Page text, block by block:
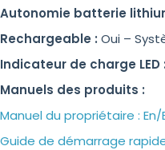
Autonomie batterie
Rechargeable : Oui –
Indicateur de charge LED :
Manuels des produits :
Manuel du propriétaire : En/
Guide de démarrage rapide